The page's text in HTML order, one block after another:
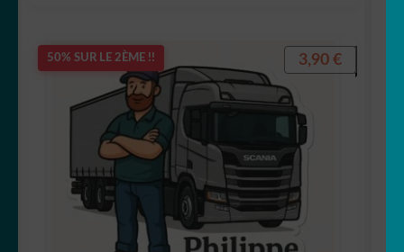
50% SUR LE 2ÈME !! 3,90 €